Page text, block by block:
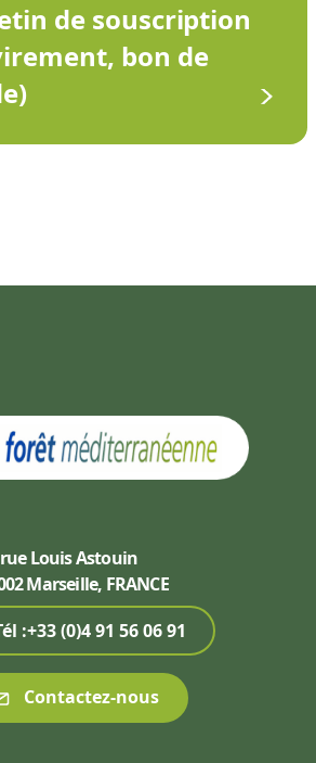
de souscription
bon de
Louis Astouin
Marseille, FRANCE
:+33 (0)4 91 56 06 91
Contactez-nous